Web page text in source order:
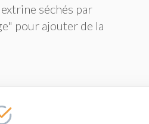
séchés par
pour ajouter de la